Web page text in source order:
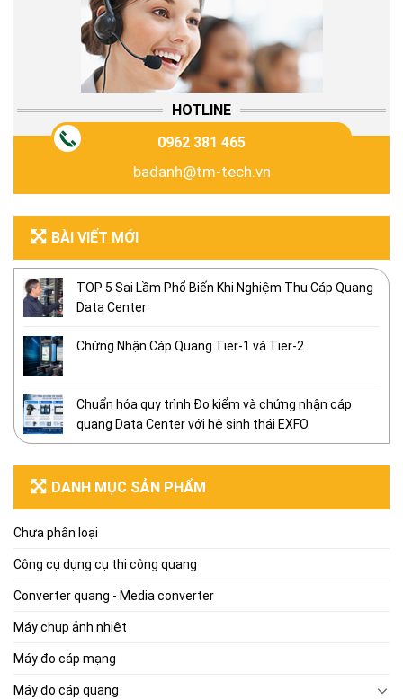
HOTLINE
0962 381 465
badanh@tm-tech.vn
BÀI VIẾT MỚI
TOP 5 Sai Lầm Phổ Biến Khi Nghiệm Thu Cáp Quang
Data Center
Chứng Nhận Cáp Quang Tier-1 và Tier-2
Chuẩn hóa quy trình Đo kiểm và chứng nhận cáp
quang Data Center với hệ sinh thái EXFO
DANH MỤC SẢN PHẨM
Chưa phân loại
Công cụ dụng cụ thi công quang
Converter quang - Media converter
Máy chụp ảnh nhiệt
Máy đo cáp mạng
Máy đo cáp quang